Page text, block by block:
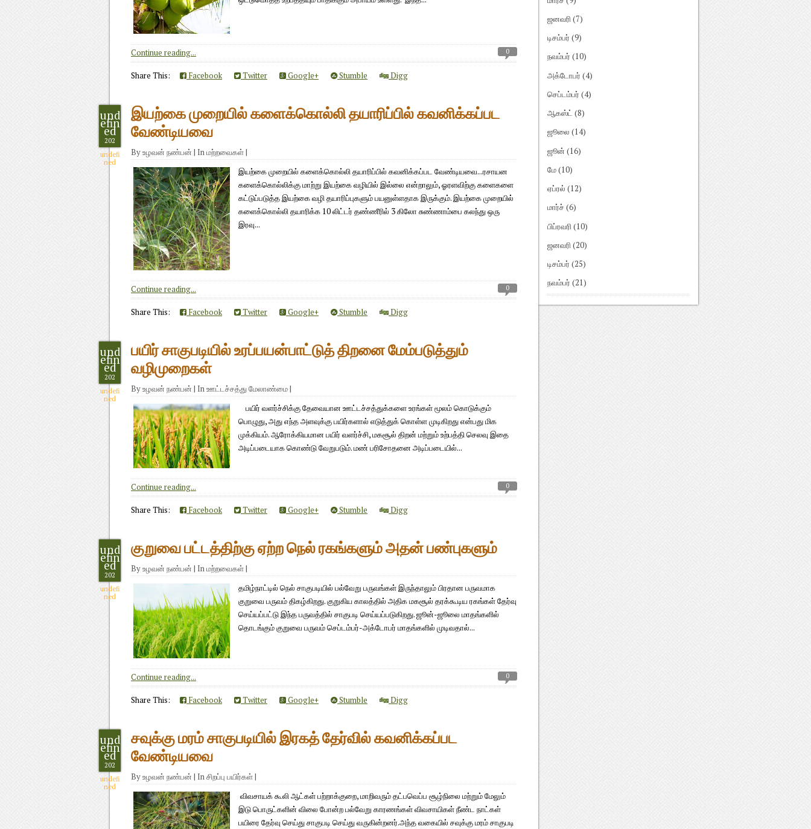
Continue reading... 0
Share This: Facebook Twitter Google+ Stumble Digg
இயற்கை முறையில் களைக்கொல்லி தயாரிப்பில் கவனிக்கப்பட
வேண்டியவை
Byஉழவன் நண்பன் | Inமற்றவைகள்|
இயற்கை முறையில் களைக்கொல்லி தயாரிப்பில் கவனிக்கப்பட வேண்டியவை...ரசாயன
களைக்கொல்லிக்கு மாற்று இயற்கை வழியில் இல்லை என்றாலும், ஓரளவிற்கு களைகளை
கட்டுப்படுத்த இயற்கை வழி தயாரிப்புகளும் பயனுள்ளதாக இருக்கும். இயற்கை முறையில்
களைக்கொல்லி தயாரிக்க 10 லிட்டர் தண்ணீரில் 3 கிலோ சுண்ணாம்பை கலந்து ஒரு
இரவு...
Continue reading... 0
und
efin
ed
202
undefi
ned
Share This: Facebook Twitter Google+ Stumble Digg
பயிர் சாகுபடியில் உரப்பயன்பாட்டுத் திறனை மேம்படுத்தும்
வழிமுறைகள்
Byஉழவன் நண்பன் | Inஊட்டச்சத்து மேலாண்மை|
பயிர் வளர்ச்சிக்கு தேவையான ஊட்டச்சத்துக்களை உரங்கள் மூலம் கொடுக்கும்
பொழுது, அது எந்த அளவுக்கு பயிர்களால் எடுத்துக் கொள்ள முடிகிறது என்பது மிக
முக்கியம். ஆரோக்கியமான பயிர் வளர்ச்சி, மகசூல் திறன் மற்றும் உற்பத்தி செலவு இதை
அடிப்படையாக கொண்டு வேறுபடும். மண் பரிசோதனை அடிப்படையில்...
Continue reading... 0
und
efin
ed
202
undefi
ned
Share This: Facebook Twitter Google+ Stumble Digg
குறுவை பட்டத்திற்கு ஏற்ற நெல் ரகங்களும் அதன் பண்புகளும்
Byஉழவன் நண்பன் | Inமற்றவைகள்|
தமிழ்நாட்டில் நெல் சாகுபடியில் பல்வேறு பருவங்கள் இருந்தாலும் பிரதான பருவமாக
குறுவை பருவம் திகழ்கிறது. குறுகிய காலத்தில் அதிக மகசூல் தரக்கூடிய ரகங்கள் தேர்வு
செய்யப்பட்டு இந்த பருவத்தில் சாகுபடி செய்யப்படுகிறது. ஜூன்-ஜூலை மாதங்களில்
தொடங்கும் குறுவை பருவம் செப்டம்பர்-அக்டோபர் மாதங்களில் முடிவதால்...
Continue reading... 0
und
efin
ed
202
undefi
ned
Share This: Facebook Twitter Google+ Stumble Digg
சவுக்கு மரம் சாகுபடியில் இரகத் தேர்வில் கவனிக்கப்பட
வேண்டியவை
Byஉழவன் நண்பன் | Inசிறப்பு பயிர்கள்|
விவசாயக் கூலி ஆட்கள் பற்றாக்குறை, மாறிவரும் தட்பவெப்ப சூழ்நிலை மற்றும் மேலும்
இடு பொருட்களின் விலை போன்ற பல்வேறு காரணங்கள் விவசாயிகள் நீண்ட நாட்கள்
பயிரை தேர்வு செய்து சாகுபடி செய்து வருகின்றனர்.அந்த வகையில் சவுக்கு மரம் சாகுபடி
und
efin
ed
202
undefi
ned
ஜனவரி(7)
டிசம்பர் (9)
நவம்பர் (10)
அக்டோபர் (4)
செப்டம்பர் (4)
ஆகஸ்ட் (8)
ஜூலை (14)
ஜூன் (16)
மே(10)
ஏப்ரல் (12)
மார்ச்(6)
பிப்ரவரி (10)
ஜனவரி(20)
டிசம்பர் (25)
நவம்பர் (21)